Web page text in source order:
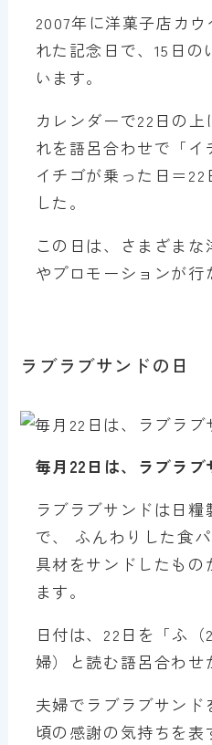
2007年に洋菓子店カ
れた記念日で、15日
います。
カレンダーで22日の上
れを語呂合わせで「イ
イチゴが乗った日＝
した。
この日は、さまざま
やプロモーションが行
ラブラブサンドの日
毎月22日は、ラブラブ
ラブラブサンドは日
で、 ふんわりした食
具材をサンドしたもの
ます。
日付は、22日を「ふ
婦）と読む語呂合わせ
夫婦でラブラブサンド
頃の感謝の気持ちを